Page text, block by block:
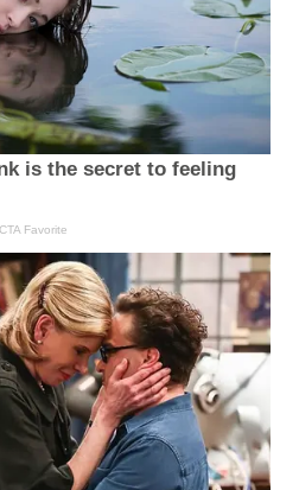
is the secret to feeling
CTA Favorite